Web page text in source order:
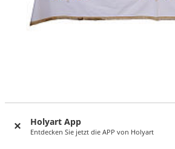
Holyart App
Entdecken Sie jetzt die APP von Holyart
Tischdecke für den Altar aus